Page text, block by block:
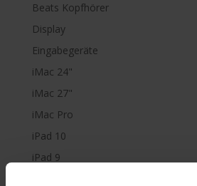
Beats Kopfhörer
Display
Eingabegeräte
iMac 24"
iMac 27"
iMac Pro
iPad 10
iPad 9